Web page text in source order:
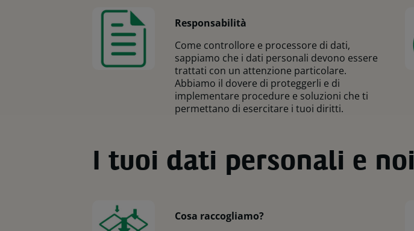
Responsabilità
Come controllore e processore di dati,
sappiamo che i dati personali devono essere
trattati con un attenzione particolare.
Abbiamo il dovere di proteggerli e di
implementare procedure e soluzioni che ti
permettano di esercitare i tuoi diritti.
I tuoi dati personali e noi
Cosa raccogliamo?